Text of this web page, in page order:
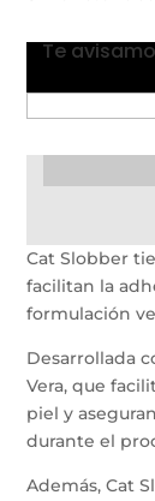
Te
Cat Slobber
facilitan la
formulación
Desarrollada
Vera, que
piel y
durante el
Además, Cat